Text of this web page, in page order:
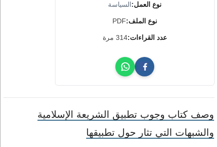
نوع العمل:السياسة
نوع الملف:PDF
عدد القراءات:314 مرة
وصف كتاب وجوب تطبيق الشريعة الإسلامية
والشبهات التي تثار حول تطبيقها